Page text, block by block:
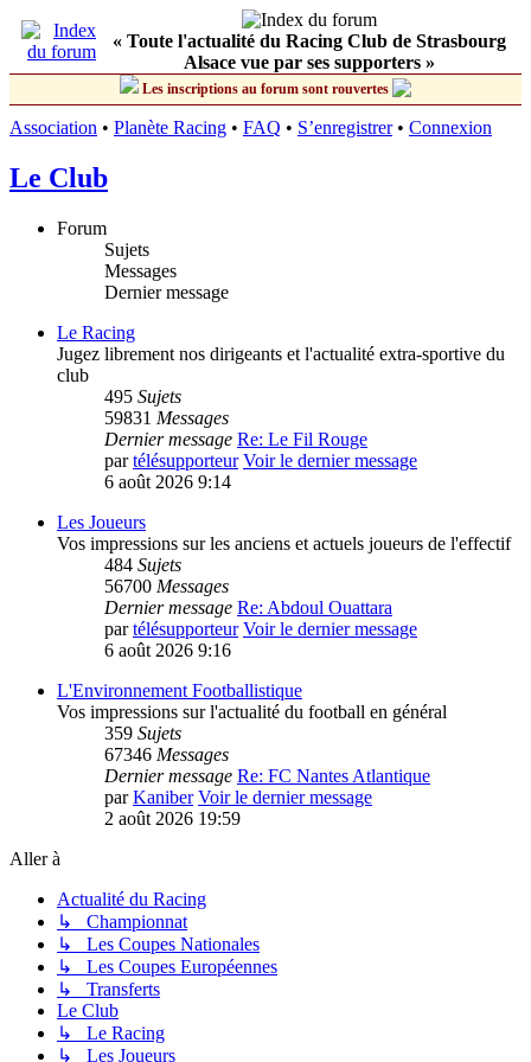
« Toute l'actualité du Racing Club de Strasbourg
Alsace vue par ses supporters »
Les inscriptions au forum sont rouvertes
Association • Planète Racing • FAQ • S’enregistrer• Connexion
Le Club
Forum
Sujets
Messages
Dernier message
Le Racing
Jugez librement nos dirigeants et l'actualité extra-sportive du
club
495 Sujets
59831 Messages
Dernier message Re: Le Fil Rouge
partélésupporteur Voir le dernier message
6 août 2026 9:14
Les Joueurs
Vos impressions sur les anciens et actuels joueurs de l'effectif
484 Sujets
56700 Messages
Dernier message Re: Abdoul Ouattara
partélésupporteur Voir le dernier message
6 août 2026 9:16
L'Environnement Footballistique
Vos impressions sur l'actualité du football en général
359 Sujets
67346 Messages
Dernier message Re: FC Nantes Atlantique
parKaniber Voir le dernier message
2 août 2026 19:59
Aller à
Actualité du Racing
↳ Championnat
↳ Les Coupes Nationales
↳ Les Coupes Européennes
↳ Transferts
Le Club
↳ Le Racing
↳ Les Joueurs